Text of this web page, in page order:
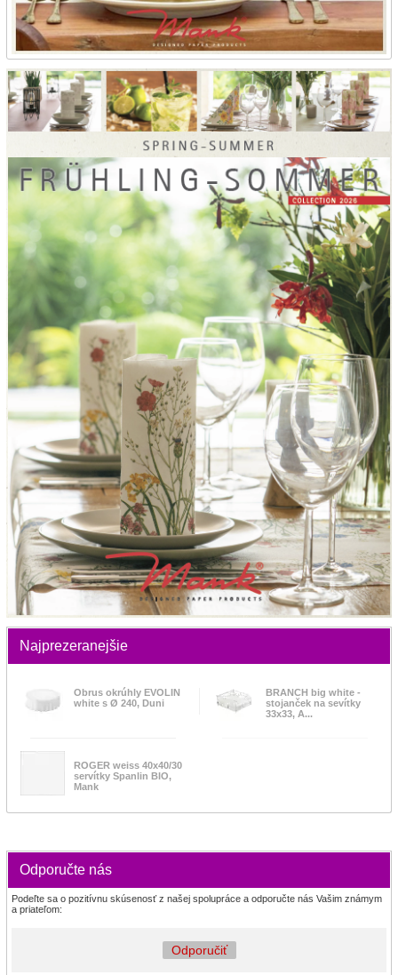
Najprezeranejšie
Obrus okrúhly EVOLIN
white s Ø 240, Duni
BRANCH big white -
stojanček na sevítky
33x33, A...
ROGER weiss 40x40/30
servítky Spanlin BIO,
Mank
Odporučte nás
Podeľte sa o pozitívnu skúsenosť z našej spolupráce a odporučte nás Vašim známym
a priateľom:
Odporučiť